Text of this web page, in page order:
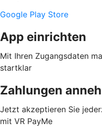
Google Play Store
App einrichten
Mit Ihren Zugangsdaten
startklar
Zahlungen
Jetzt akzeptieren Sie
mit VR PayMe